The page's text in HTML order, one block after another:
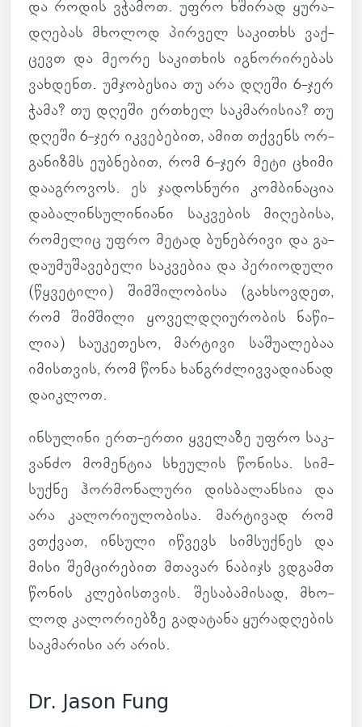
და როდის ვჭა­მოთ. უფრო ხში­რად ყუ­რა­
დღე­ბას მხო­ლოდ პირ­ველ სა­კითხს ვაქ­
ცევთ და მეორე სა­კი­თხის იგ­ნო­რი­რე­ბას
ვახ­დენთ. უმ­ჯო­ბე­სია თუ არა დღეში 6-ჯერ
ჭამა? თუ დღეში ერთხელ საკ­მა­რი­სია? თუ
დღეში 6-ჯერ იკ­ვე­ბე­ბით, ამით თქვენს ორ­
გა­ნიზმს ეუბ­ნე­ბით, რომ 6-ჯერ მეტი ცხიმი
და­აგ­რო­ვოს. ეს ჯა­დოს­ნური კომ­ბი­ნა­ცია
და­ბა­ლინ­სუ­ლი­ნი­ანი საკ­ვე­ბის მი­ღე­ბისა,
რო­მე­ლიც უფრო მეტად ბუ­ნებ­რივი და გა­
და­უ­მუ­შა­ვე­ბელი საკ­ვე­ბია და პე­რი­ო­დული
(წყვე­ტილი) შიმ­ში­ლო­ბისა (გახ­სოვ­დეთ,
რომ შიმ­შილი ყო­ველ­დღი­უ­რო­ბის ნა­წი­
ლია) სა­უ­კე­თესო, მარ­ტივი სა­შუ­ა­ლე­ბაა
იმის­თვის, რომ წონა ხან­გრძლივ­ვა­დი­ა­ნად
და­იკ­ლოთ.
ინ­სუ­ლინი ერთ-ერთი ყვე­ლაზე უფრო საკ­
ვანძო მო­მენ­ტია სხე­უ­ლის წო­ნისა. სიმ­
სუქნე ჰორ­მო­ნა­ლური დის­ბა­ლან­სია და
არა კა­ლო­რი­უ­ლო­ბისა. მარ­ტი­ვად რომ
ვთქვათ, ინ­სული იწ­ვევს სიმ­სუქ­ნეს და
მისი შემ­ცი­რე­ბით მთა­ვარ ნა­ბიჯს ვდგამთ
წონის კლე­ბის­თვის. შე­სა­ბა­მი­სად, მხო­
ლოდ კა­ლო­რი­ებზე გა­და­ტანა ყუ­რა­დღე­ბის
საკ­მა­რისი არ არის.
Dr. Jason Fung